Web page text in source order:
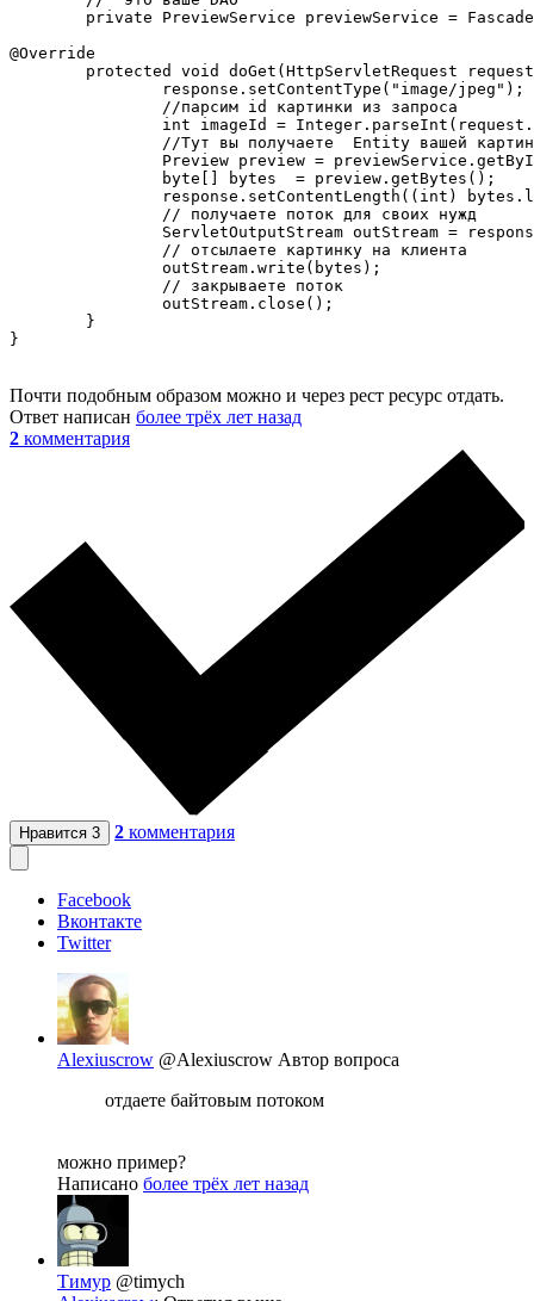
@Override
}
Почти подобным образом можно и через рест ресурс отдать.
Ответ написан более трёх лет назад
2 комментария
Нравится 3 2 комментария
Facebook
Вконтакте
Twitter
Alexiuscrow @Alexiuscrow Автор вопроса
отдаете байтовым потоком
можно пример?
Написано более трёх лет назад
Тимур @timych